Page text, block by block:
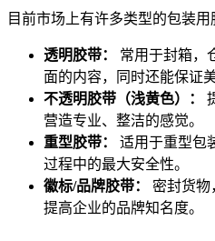
目前市场上有许多类型的包装用
透明胶带：
常用于封箱，
面的内容，同时还能保证美
不透明胶带（浅黄色）：
营造专业、整洁的感觉。
重型胶带：
适用于重型包
过程中的最大安全性。
徽标/品牌胶带：
密封货物
提高企业的品牌知名度。